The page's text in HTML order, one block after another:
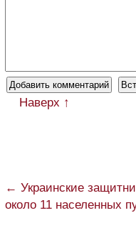
Наверх ↑
← Украинские
около 11 населенных